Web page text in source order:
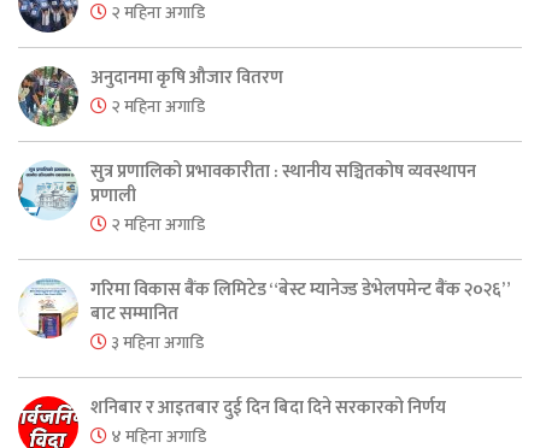
२ महिना अगाडि
अनुदानमा कृषि औजार वितरण
२ महिना अगाडि
सुत्र प्रणालिको प्रभावकारीता : स्थानीय सञ्चितकोष व्यवस्थापन
प्रणाली
२ महिना अगाडि
गरिमा विकास बैंक लिमिटेड “बेस्ट म्यानेज्ड डेभेलपमेन्ट बैंक २०२६”
बाट सम्मानित
३ महिना अगाडि
शनिबार र आइतबार दुई दिन बिदा दिने सरकारको निर्णय
४ महिना अगाडि